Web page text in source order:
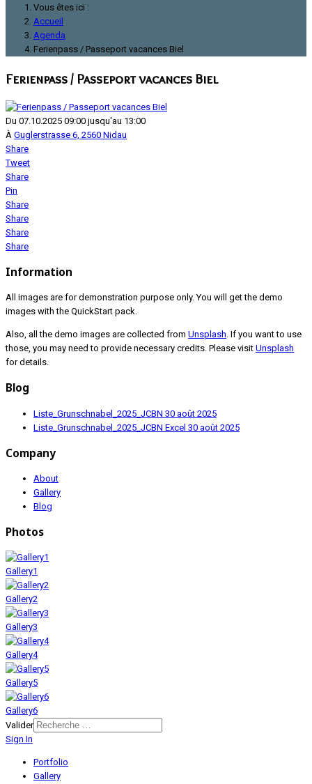
Vous êtes ici :
Accueil
Agenda
Ferienpass / Passeport vacances Biel
Ferienpass / Passeport vacances Biel
Du 07.10.2025 09:00 jusqu'au 13:00
À Guglerstrasse 6, 2560 Nidau
Share
Tweet
Share
Pin
Share
Share
Share
Share
Information
All images are for demonstration purpose only. You will get the demo
images with the QuickStart pack.
Also, all the demo images are collected from Unsplash. If you want to use
those, you may need to provide necessary credits. Please visit Unsplash
for details.
Blog
Liste_Grunschnabel_2025_JCBN 30 août 2025
Liste_Grunschnabel_2025_JCBN Excel 30 août 2025
Company
About
Gallery
Blog
Photos
Gallery1
Gallery2
Gallery3
Gallery4
Gallery5
Gallery6
Valider
Sign In
Portfolio
Gallery